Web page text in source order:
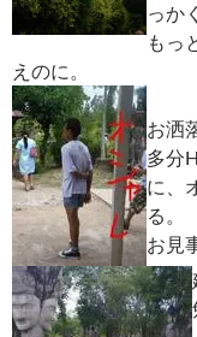
っか
もっ
えのに。
お洒
多分
に、
る。
お見